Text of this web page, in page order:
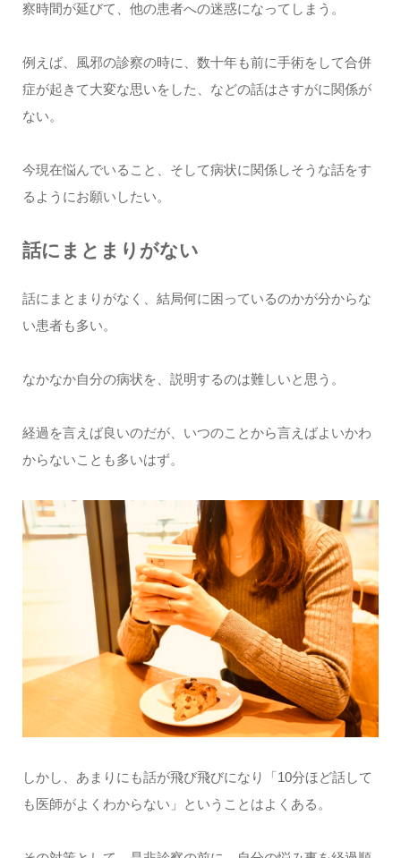
察時間が延びて、他の患者への迷惑になってしまう。
例えば、風邪の診察の時に、数十年も前に手術をして合併
症が起きて大変な思いをした、などの話はさすがに関係が
ない。
今現在悩んでいること、そして病状に関係しそうな話をす
るようにお願いしたい。
話にまとまりがない
話にまとまりがなく、結局何に困っているのかが分からな
い患者も多い。
なかなか自分の病状を、説明するのは難しいと思う。
経過を言えば良いのだが、いつのことから言えばよいかわ
からないことも多いはず。
しかし、あまりにも話が飛び飛びになり「10分ほど話して
も医師がよくわからない」ということはよくある。